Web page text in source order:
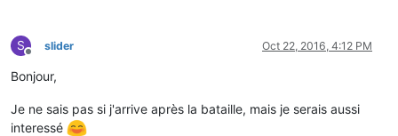
S
Offline
slider Oct 22, 2016, 4:12 PM
Bonjour,
Je ne sais pas si j'arrive après la bataille, mais je serais aussi
interessé